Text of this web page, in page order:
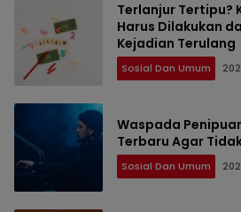
Terlanjur Tertipu?
Harus Dilakukan
Kejadian Terulang
Sosial Dan Umum
Waspada
Terbaru Agar
Sosial Dan Umum